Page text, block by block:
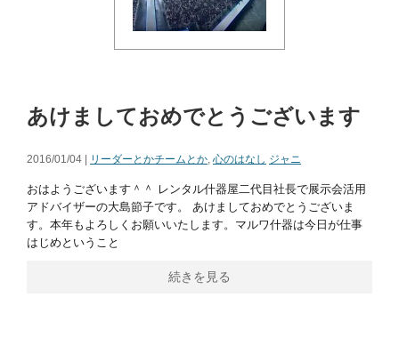
あけましておめでとうございます
2016/01/04 | リーダーとかチームとか, 心のはなし ジャニ
おはようございます＾＾ レンタル什器屋二代目社長で展示会活用
アドバイザーの大島節子です。 あけましておめでとうございま
す。本年もよろしくお願いいたします。マルワ什器は今日が仕事
はじめということ
続きを見る